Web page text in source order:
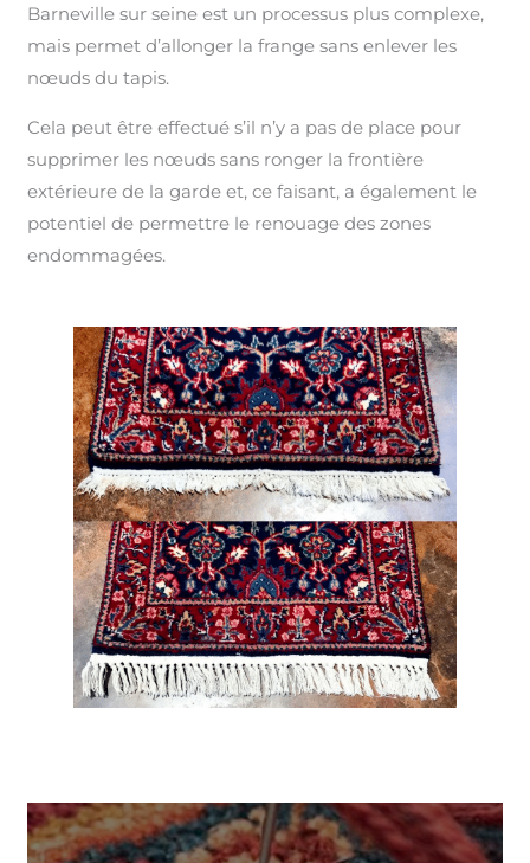
Barneville sur seine est un processus plus complexe,
mais permet d’allonger la frange sans enlever les
nœuds du tapis.
Cela peut être effectué s’il n’y a pas de place pour
supprimer les nœuds sans ronger la frontière
extérieure de la garde et, ce faisant, a également le
potentiel de permettre le renouage des zones
endommagées.